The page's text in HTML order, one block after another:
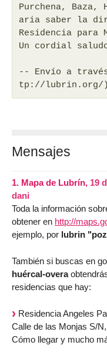
Purchena, Baza,
aria saber la
Residencia para
Un cordial
-- Envío a
tp://
Mensajes
1. Mapa de Lubrín, 19
dani
Toda la información
obtener en http://
ejemplo, por lubrin
También si buscas en
huércal-overa
residencias que hay:
Residencia Angeles
Calle de las Monjas S/
Cómo llegar y mucho